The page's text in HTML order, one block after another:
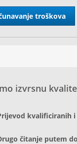
izvrsnu
kvalificiranih
čitanje putem